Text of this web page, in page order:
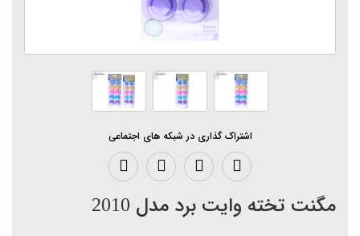
اشتراک گذاری در شبکه های اجتماعی
مگنت تخته وایت برد مدل 2010